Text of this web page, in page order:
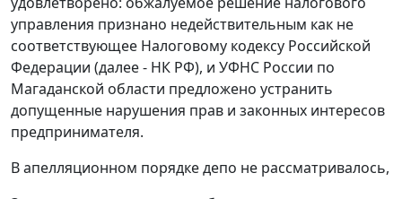
управления признано недействительным как не
соответствующее Налоговому кодексу Российской
Федерации (далее - НК РФ), и УФНС России по
Магаданской области предложено устранить
допущенные нарушения прав и законных интересов
предпринимателя.
В апелляционном порядке депо не рассматривалось,